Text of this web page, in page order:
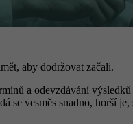
aby dodržovat začali.
a odevzdávání
se vesměs snadno, horší